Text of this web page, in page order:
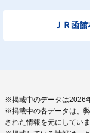
ＪＲ函
※掲載中のデータは2026
※掲載中の各データは、
された情報を元にしていま